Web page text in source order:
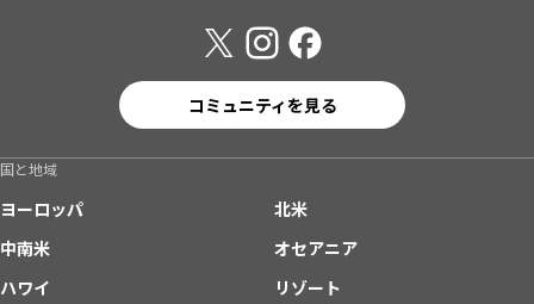
コミュニティを見る
国と地域
ヨーロッパ
北米
中南米
オセアニア
ハワイ
リゾート